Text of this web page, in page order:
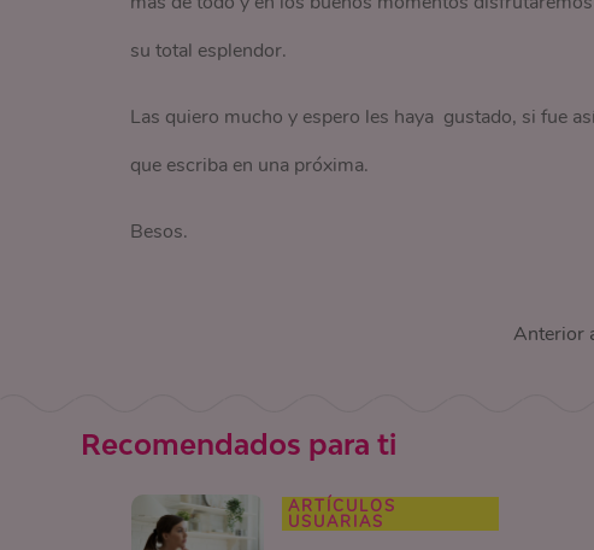
su total esplendor.
Las quiero mucho y espero les haya gustado, si fue
que escriba en una próxima.
Besos.
Anterior
Recomendados para ti
ARTÍCULOS
USUARIAS